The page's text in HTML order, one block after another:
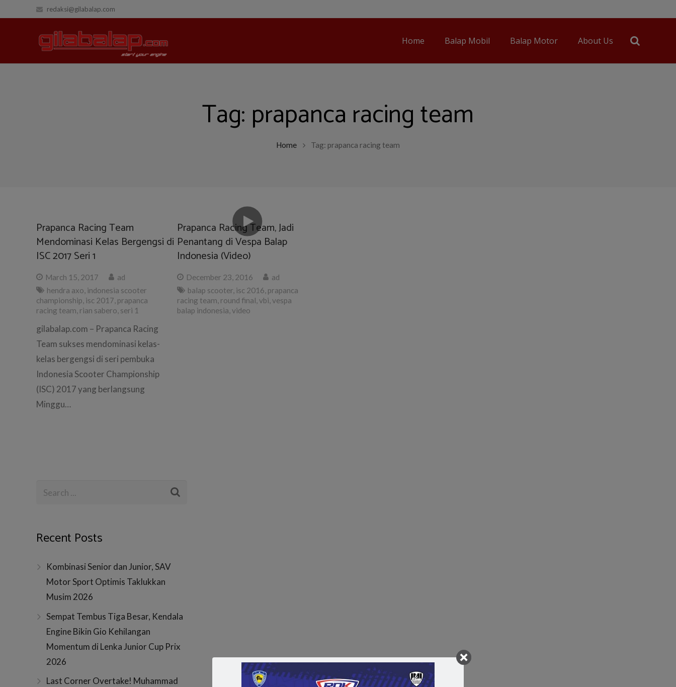
redaksi@gilabalap.com
Home Balap Mobil Balap Motor About Us
Tag: prapanca racing team
Home Tag: prapanca racing team
Prapanca Racing Team
Mendominasi Kelas Bergengsi di
ISC 2017 Seri 1
March 15, 2017
ad
hendra axo, indonesia scooter
championship, isc 2017, prapanca
racing team, rian sabero, seri 1
gilabalap.com – Prapanca Racing
Team sukses mendominasi kelas-
kelas bergengsi di seri pembuka
Indonesia Scooter Championship
(ISC) 2017 yang berlangsung
Minggu…
Prapanca Racing Team, Jadi
Penantang di Vespa Balap
Indonesia (Video)
December 23, 2016
ad
balap scooter, isc 2016, prapanca
racing team, round final,vbi,vespa
balap indonesia,video
Recent Posts
Kombinasi Senior dan Junior, SAV
Motor Sport Optimis Taklukkan
Musim 2026
Sempat Tembus Tiga Besar, Kendala
Engine Bikin Gio Kehilangan
Momentum di Lenka Junior Cup Prix
2026
Last Corner Overtake! Muhammad